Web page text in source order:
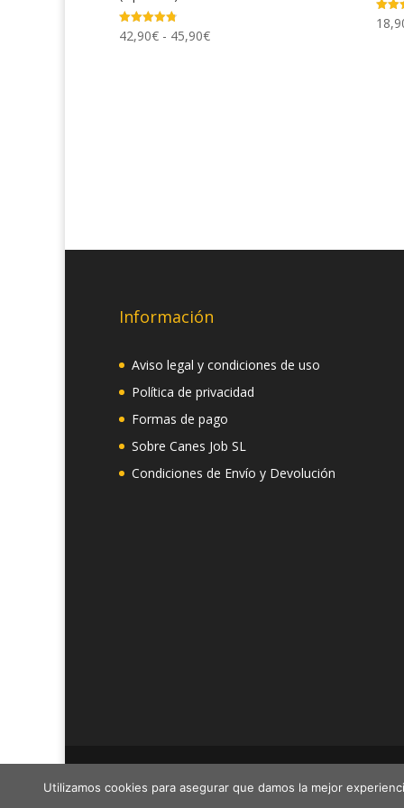
Valorado
con
42,90€ - 45,90€Rango
con
Información
Aviso legal y condiciones de uso
Política de privacidad
Formas de pago
Sobre Canes Job SL
Condiciones de Envío y Devolución
Canes Job SL - Cif: B19292549 - C/Montevideo
Tlf.- 910218129 Horario 10:00 a 14:00H Email.-
Utilizamos cookies para asegurar que damos la mejor